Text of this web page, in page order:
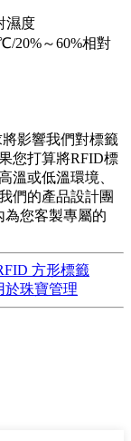
濕度
20%～60%相對
影響我們對標籤
您打算將RFID標
溫或低溫環境、
們的產品設計團
為您客製專屬的
方形標籤
於珠寶管理